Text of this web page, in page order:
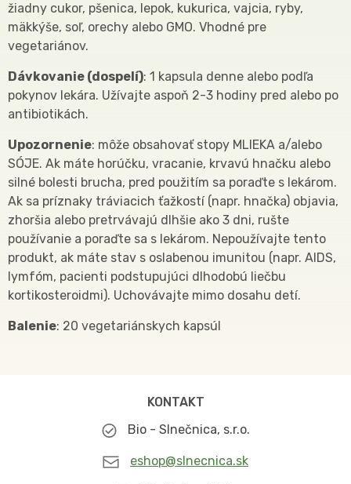
žiadny cukor, pšenica, lepok, kukurica, vajcia, ryby,
mäkkýše, soľ, orechy alebo GMO. Vhodné pre
vegetariánov.
Dávkovanie (dospelí): 1 kapsula denne alebo podľa
pokynov lekára. Užívajte aspoň 2-3 hodiny pred alebo po
antibiotikách.
Upozornenie: môže obsahovať stopy MLIEKA a/alebo
SÓJE. Ak máte horúčku, vracanie, krvavú hnačku alebo
silné bolesti brucha, pred použitím sa poraďte s lekárom.
Ak sa príznaky tráviacich ťažkostí (napr. hnačka) objavia,
zhoršia alebo pretrvávajú dlhšie ako 3 dni, rušte
používanie a poraďte sa s lekárom. Nepoužívajte tento
produkt, ak máte stav s oslabenou imunitou (napr. AIDS,
lymfóm, pacienti podstupujúci dlhodobú liečbu
kortikosteroidmi). Uchovávajte mimo dosahu detí.
Balenie: 20 vegetariánskych kapsúl
KONTAKT
Bio - Slnečnica, s.r.o.
eshop@slnecnica.sk